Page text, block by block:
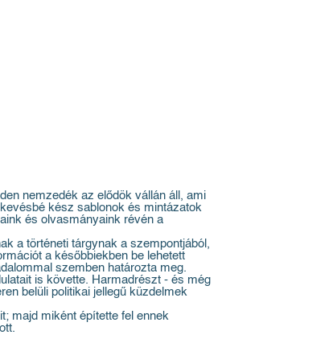
nemzedék az elődök vállán áll, ami
kész sablonok és mintázatok
és olvasmányaink révén a
a történeti tárgynak a szempontjából,
a későbbiekben be lehetett
szemben határozta meg.
is követte. Harmadrészt - és még
belüli politikai jellegű küzdelmek
majd miként építette fel ennek